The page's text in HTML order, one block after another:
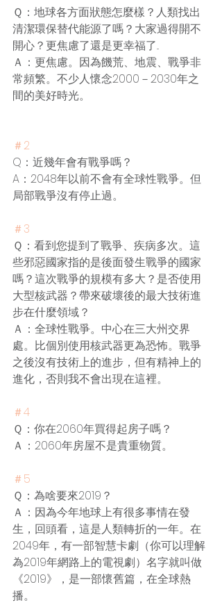
Ｑ：地球各方面狀態怎麼樣？人類找出
清潔環保替代能源了嗎？大家過得開不
開心？更焦慮了還是更幸福了...
Ａ：更焦慮。因為饑荒、地震、戰爭非
常頻繁。不少人懷念2000－2030年之
間的美好時光。
＃2
Q：近幾年會有戰爭嗎？
A：2048年以前不會有全球性戰爭。但
局部戰爭沒有停止過。
＃3
Ｑ：看到您提到了戰爭、疾病多次。這
些邪惡國家指的是後面發生戰爭的國家
嗎？這次戰爭的規模有多大？是否使用
大型核武器？帶來破壞後的最大技術進
步在什麼領域？
Ａ：全球性戰爭。中心在三大州交界
處。比個別使用核武器更為恐怖。戰爭
之後沒有技術上的進步，但有精神上的
進化，否則我不會出現在這裡。
＃4
Ｑ：你在2060年買得起房子嗎？
Ａ：2060年房屋不是貴重物質。
＃5
Ｑ：為啥要來2019？
Ａ：因為今年地球上有很多事情在發
生，回頭看，這是人類轉折的一年。在
2049年，有一部智慧卡劇（你可以理解
為2019年網路上的電視劇）名字就叫做
《2019》，是一部懷舊篇，在全球熱
播。